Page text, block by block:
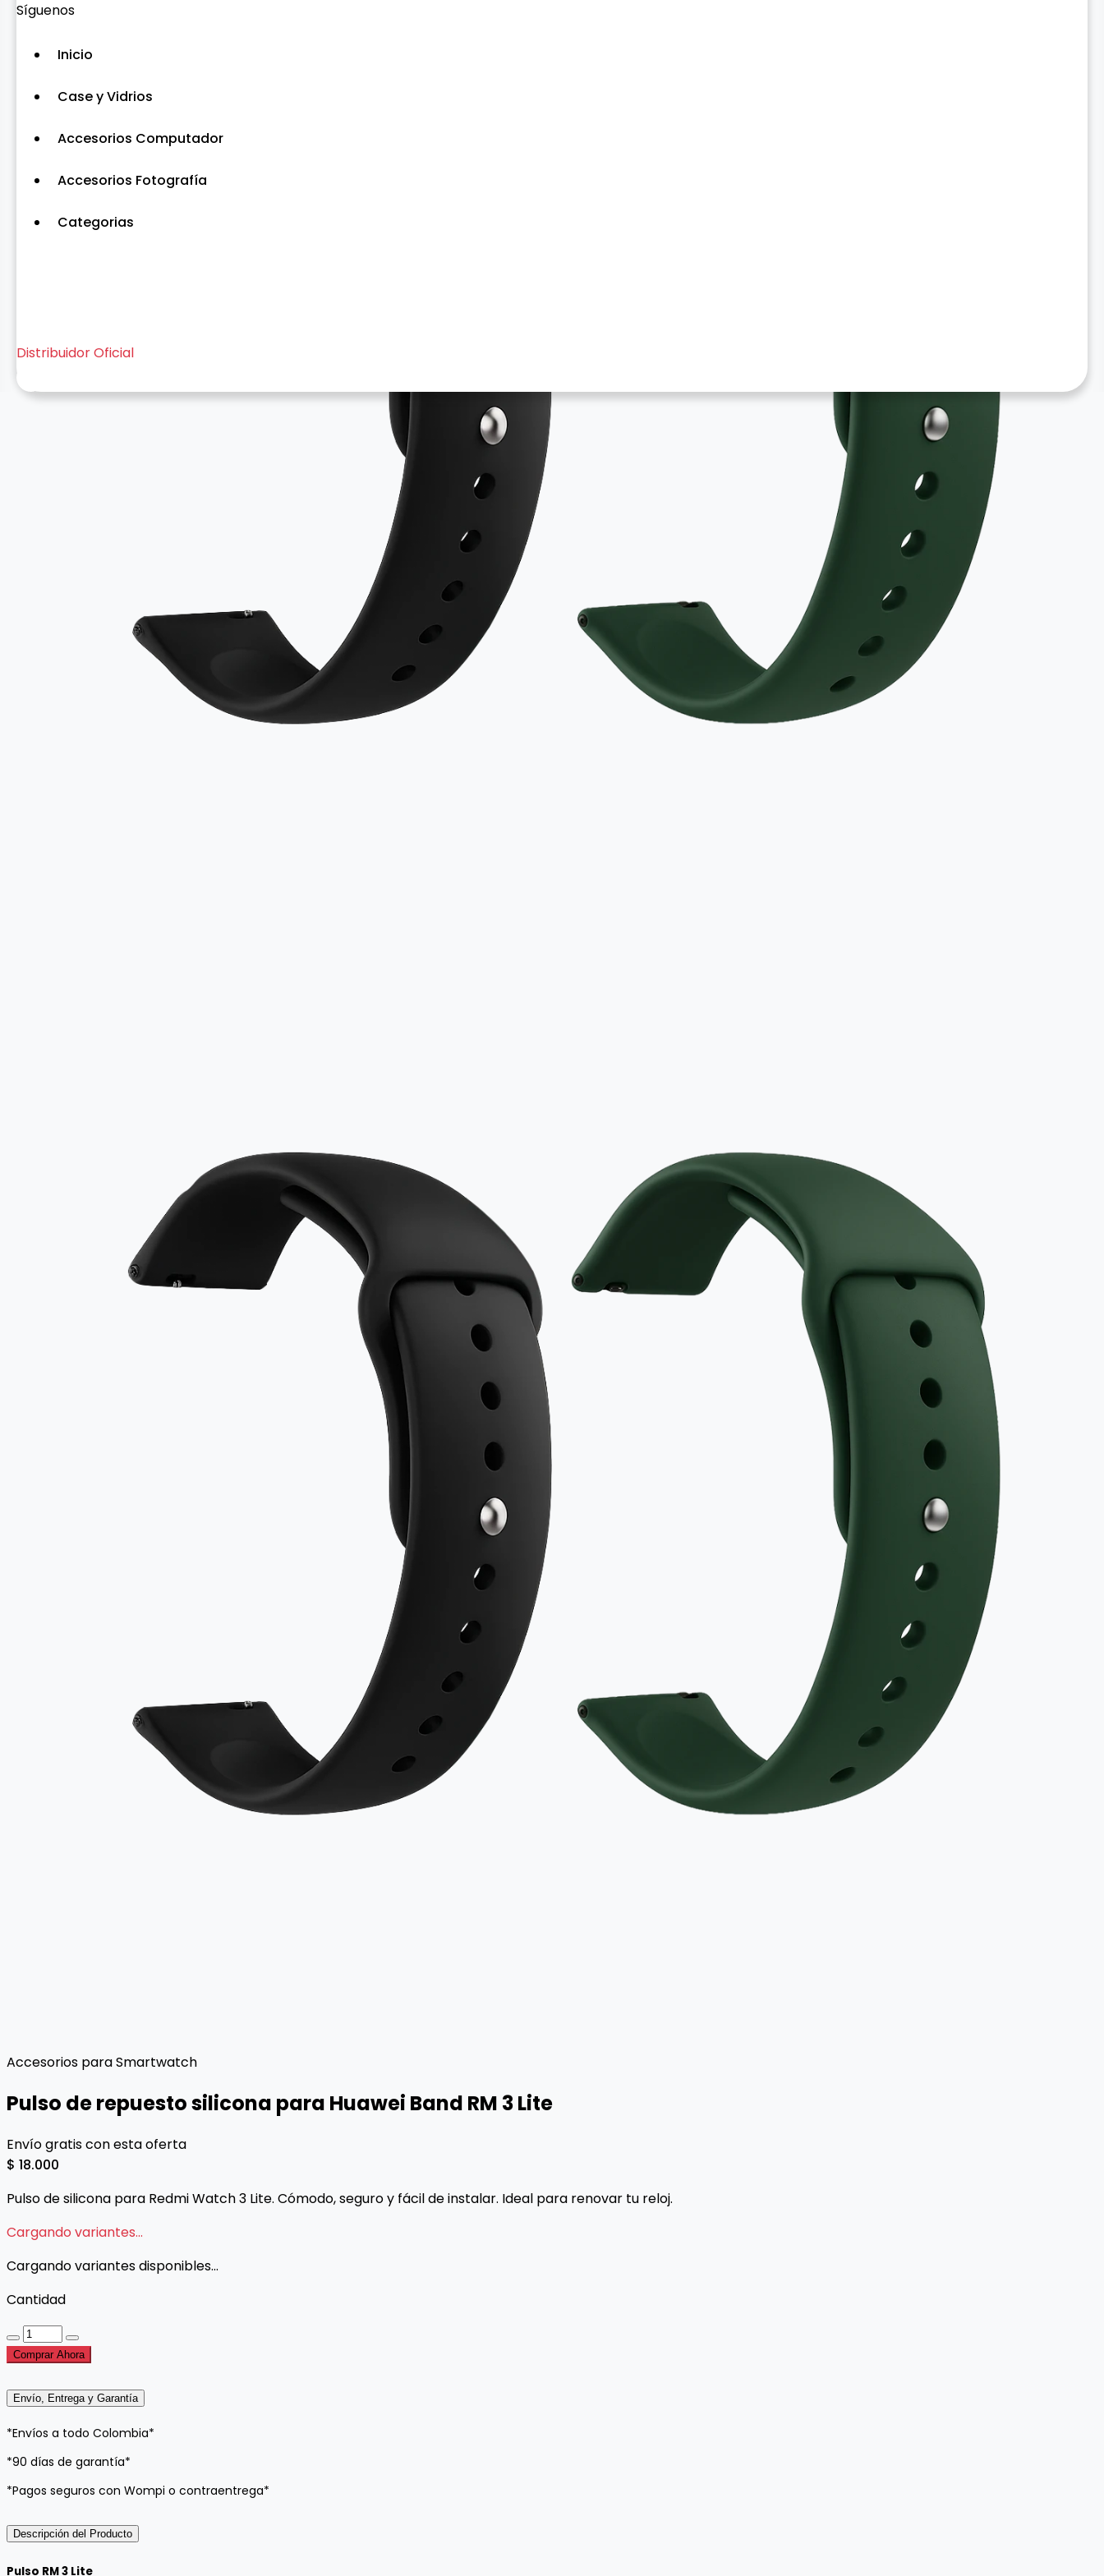
Síguenos
Inicio
Case y Vidrios
Accesorios Computador
Accesorios Fotografía
Categorias
Distribuidor Oficial
Accesorios para Smartwatch
Pulso de repuesto silicona para Huawei Band RM 3 Lite
Envío gratis con esta oferta
$ 18.000
Pulso de silicona para Redmi Watch 3 Lite. Cómodo, seguro y fácil de instalar. Ideal para renovar tu reloj.
Cargando variantes...
Cargando variantes disponibles...
Cantidad
Comprar Ahora
Envío, Entrega y Garantía
*Envíos a todo Colombia*
*90 días de garantía*
*Pagos seguros con Wompi o contraentrega*
Descripción del Producto
Pulso RM 3 Lite